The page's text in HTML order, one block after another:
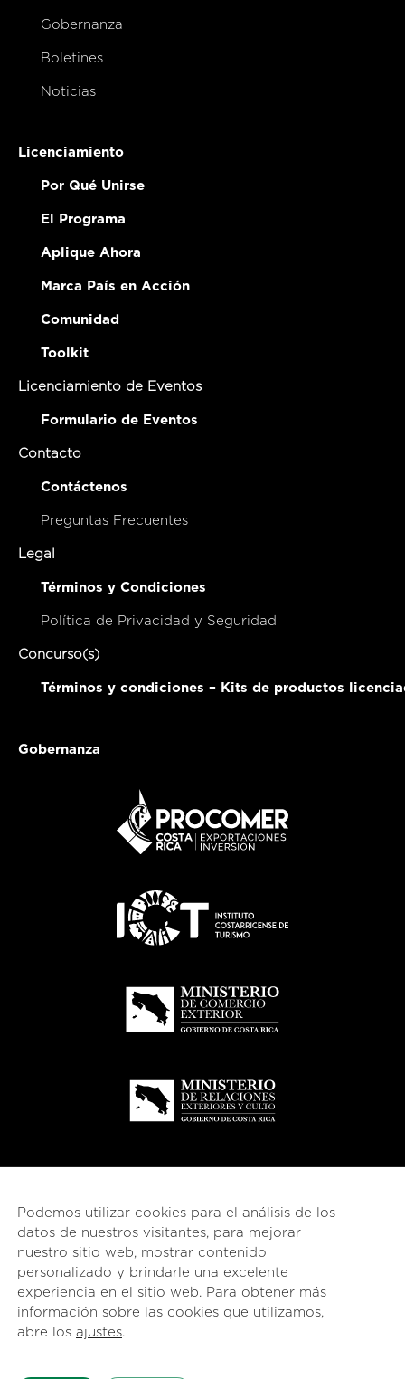
Gobernanza
Boletines
Noticias
Licenciamiento
Por Qué Unirse
El Programa
Aplique Ahora
Marca País en Acción
Comunidad
Toolkit
Licenciamiento de Eventos
Formulario de Eventos
Contacto
Contáctenos
Preguntas Frecuentes
Legal
Términos y Condiciones
Política de Privacidad y Seguridad
Concurso(s)
Términos y condiciones – Kits de productos
Gobernanza
Podemos utilizar cookies para el análisis de los
datos de nuestros visitantes, para mejorar
nuestro sitio web, mostrar contenido
personalizado y brindarle una excelente
experiencia en el sitio web. Para obtener más
información sobre las cookies que utilizamos,
abre los ajustes.
English(Inglés